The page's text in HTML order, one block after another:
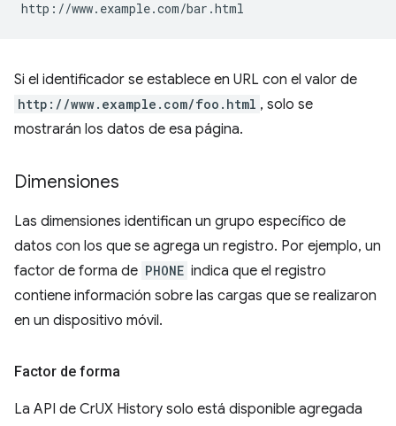
Si el identificador se establece en URL con el valor de
http://www.example.com/foo.html , solo se
mostrarán los datos de esa página.
Dimensiones
Las dimensiones identifican un grupo específico de
datos con los que se agrega un registro. Por ejemplo, un
factor de forma de PHONE indica que el registro
contiene información sobre las cargas que se realizaron
en un dispositivo móvil.
Factor de forma
La API de CrUX History solo está disponible agregada